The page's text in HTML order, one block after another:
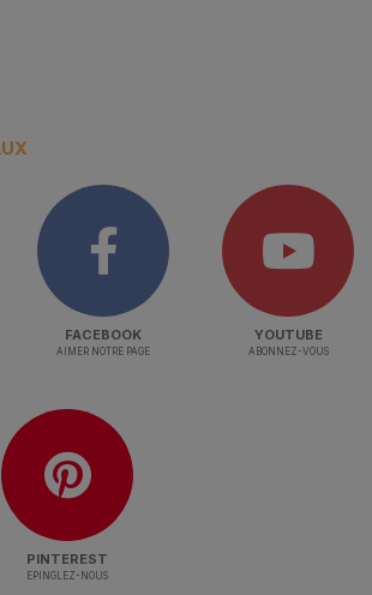
FACEBOOK
AIMER NOTRE PAGE
YOUTUBE
ABONNEZ-VOUS
PINTEREST
EPINGLEZ-NOUS